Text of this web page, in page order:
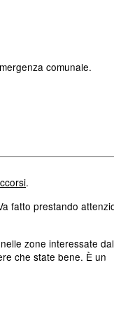
comunale.
.
fatto prestando
zone interessate
che state bene. È un